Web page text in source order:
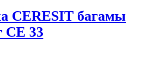
CERESIT багамы
СЕ 33